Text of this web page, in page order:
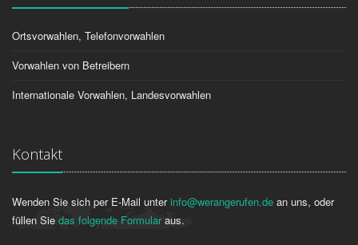
Ortsvorwahlen, Telefonvorwahlen
Vorwahlen von Betreibern
Internationale Vorwahlen, Landesvorwahlen
Kontakt
Wenden Sie sich per E-Mail unterinfo@werangerufen.de an uns, oder
füllen Sie das folgende Formularaus.